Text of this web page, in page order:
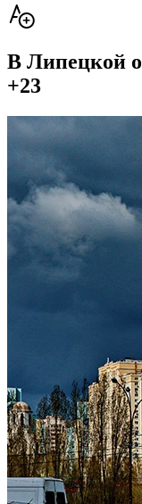
В Липецкой
+23